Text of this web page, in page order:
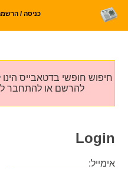
כניסה /
חיפוש חופשי בדטאבייס
להרשם או להתחבר
Login
אימייל: